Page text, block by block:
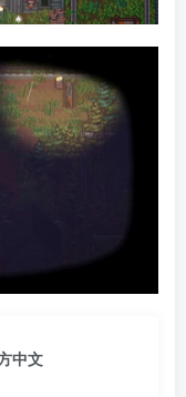
中文